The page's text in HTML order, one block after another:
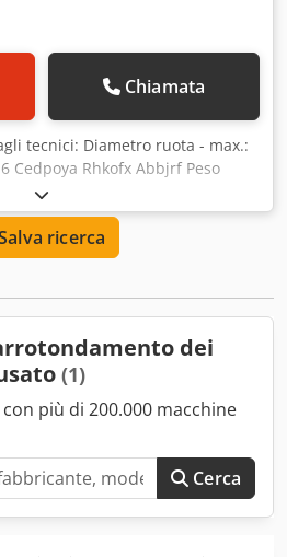
Chiamata
tecnici: Diametro ruota - max.:
Cedpoya Rhkofx Abbjrf Peso
ca.: 1,52 x 0,91 x 1,45 m
ricerca
dei
(1)
più di 200.000 macchine
Cerca